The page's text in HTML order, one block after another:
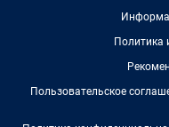
Политика
Пользовательское